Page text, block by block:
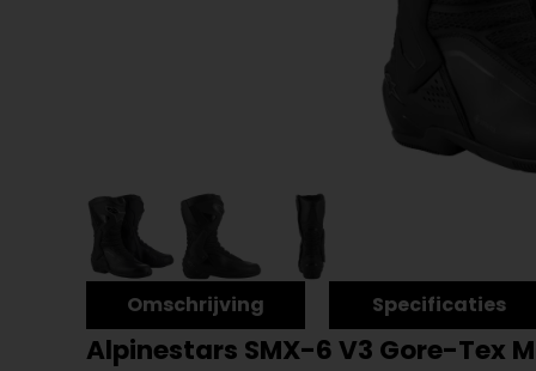
Omschrijving Specificaties
Alpinestars SMX-6 V3 Gore-Tex